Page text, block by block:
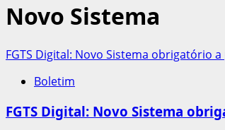
Novo Sistema
FGTS Digital: Novo Sistema obrigatório
Boletim
FGTS Digital: Novo Sistema